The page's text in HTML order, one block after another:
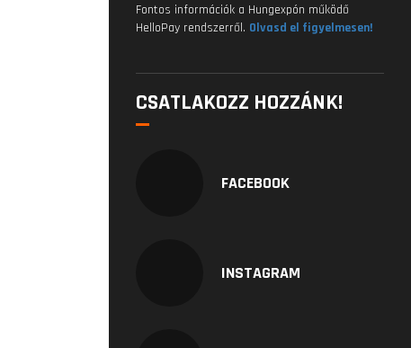
Fontos információk a Hungexpón működő
HelloPay rendszerről. Olvasd el figyelmesen!
CSATLAKOZZ HOZZÁNK!
FACEBOOK
INSTAGRAM